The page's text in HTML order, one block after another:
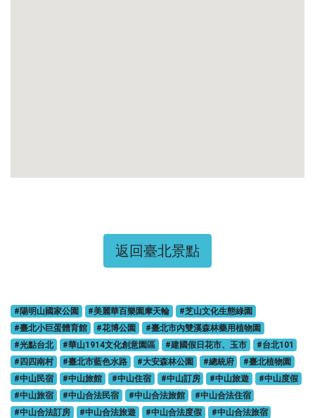
返回臺北景點
#陽明山國家公園 #美麗華百樂園摩天輪
#芝山文化生態綠園
#臺北小巨蛋體育館
#花博公園
#臺北市內雙溪森林藥用植物園
#光點台北
#華山1914文化創意園區 #建國假日花市、玉市
#台北101
#四四南村
#臺北市藍色水路 #大安森林公園 #總統府
#臺北植物園
#中山民宿
#中山旅館 #中山住宿 #中山訂房 #中山旅遊
#中山度假
#中山旅宿
#中山合法民宿 #中山合法旅館
#中山合法住宿
#中山合法訂房
#中山合法旅遊 #中山合法度假
#中山合法旅宿